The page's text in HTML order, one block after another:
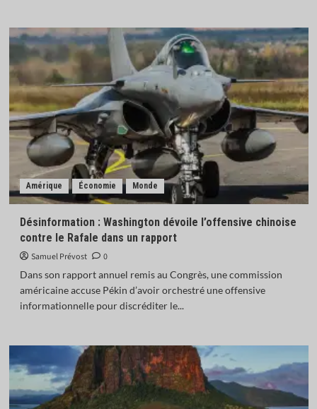
Amérique Économie Monde
Désinformation : Washington dévoile l’offensive chinoise
contre le Rafale dans un rapport
Samuel Prévost
0
Dans son rapport annuel remis au Congrès, une commission
américaine accuse Pékin d’avoir orchestré une offensive
informationnelle pour discréditer le...